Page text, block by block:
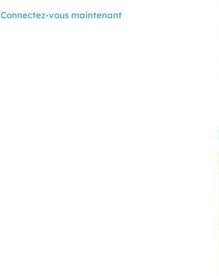
Connectez-vous maintenant